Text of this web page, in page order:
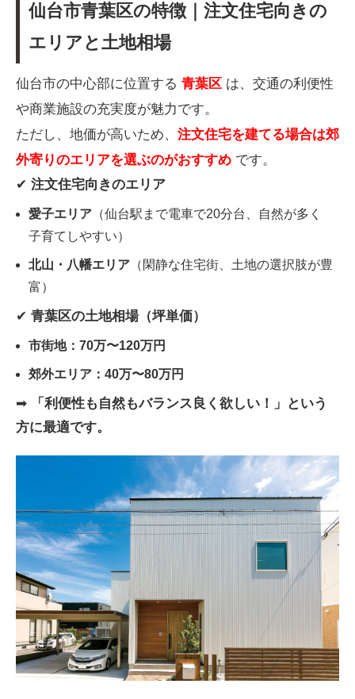
仙台市青葉区の特徴｜注文住宅向きの
エリアと土地相場
仙台市の中心部に位置する 青葉区 は、交通の利便性
や商業施設の充実度が魅力です。
ただし、地価が高いため、 注文住宅を建てる場合は郊
外寄りのエリアを選ぶのがおすすめ です。
✔ 注文住宅向きのエリア
愛子エリア （仙台駅まで電車で20分台、自然が多く
子育てしやすい）
北山・八幡エリア （閑静な住宅街、土地の選択肢が豊
富）
✔ 青葉区の土地相場（坪単価）
市街地：70万〜120万円
郊外エリア：40万〜80万円
➡
「利便性も自然もバランス良く欲しい！」という
方に最適です。